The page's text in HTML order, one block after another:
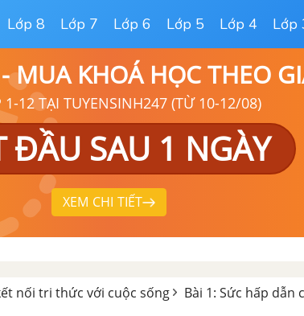
Lớp 8 Lớp 7 Lớp 6 Lớp 5 Lớp 4 Lớp
MUA KHOÁ HỌC THEO
1-12 TẠI TUYENSINH247 (TỪ 10-12/08)
ĐẦU SAU 1 NGÀY
XEM CHI TIẾT
nối tri thức với cuộc sống
Bài 1: Sức hấp dẫn